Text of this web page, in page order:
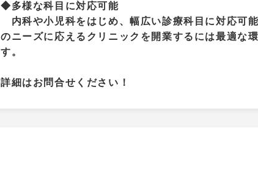
◆多様な科目に対応可能
内科や小児科をはじめ、幅広い診療科目に対応可
のニーズに応えるクリニックを開業するには最適な
す。
詳細はお問合せください！